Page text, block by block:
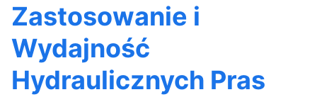
Zastosowanie i
Wydajność
Hydraulicznych Pras